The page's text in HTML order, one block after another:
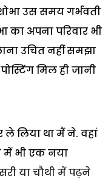
उस समय गर्भवती
का अपना परिवार भी
उचित नहीं समझा
मिल ही जानी
ले लिया था मैं ने. वहां
में भी एक नया
या चौथी में पढ़ने